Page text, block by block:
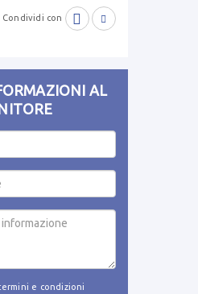
Condividi con  
AL
e condizioni